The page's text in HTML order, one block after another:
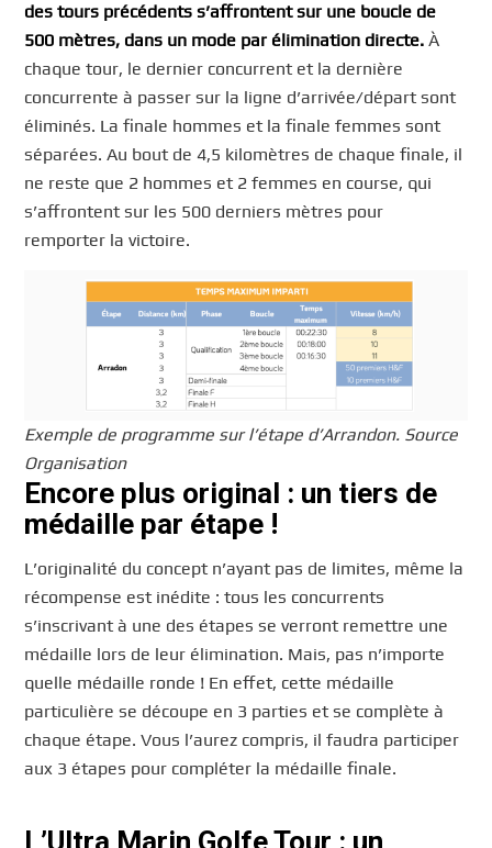
des tours précédents s’affrontent sur une boucle de
500 mètres, dans un mode par élimination directe. À
chaque tour, le dernier concurrent et la dernière
concurrente à passer sur la ligne d’arrivée/départ sont
éliminés. La finale hommes et la finale femmes sont
séparées. Au bout de 4,5 kilomètres de chaque finale, il
ne reste que 2 hommes et 2 femmes en course, qui
s’affrontent sur les 500 derniers mètres pour
remporter la victoire.
Exemple de programme sur l’étape d’Arrandon. Source
Organisation
Encore plus original : un tiers de
médaille par étape !
L’originalité du concept n’ayant pas de limites, même la
récompense est inédite : tous les concurrents
s’inscrivant à une des étapes se verront remettre une
médaille lors de leur élimination. Mais, pas n’importe
quelle médaille ronde ! En effet, cette médaille
particulière se découpe en 3 parties et se complète à
chaque étape. Vous l’aurez compris, il faudra participer
aux 3 étapes pour compléter la médaille finale.
L’Ultra Marin Golfe Tour : un